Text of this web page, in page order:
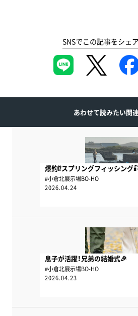
SNSでこの記事をシェ
あわせて読みたい関
#小倉北展示場BO-HO
爆釣⁉スプリングフィッシング
2026.04.24
#小倉北展示場BO-HO
息子が活躍！兄弟の結婚式🎉
2026.04.23